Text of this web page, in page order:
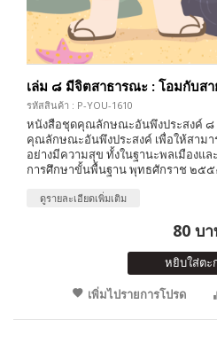
เล่ม ๘ มีจิตสาธารณะ : โอมกับส
รหัสสินค้า : P-YOU-1610
หนังสือชุดคุณลักษณะอันพึงประสงค์ ๘
คุณลักษณะอันพึงประสงค์ เพื่อให้สาม
อย่างมีความสุข ทั้งในฐานะพลเมืองแ
การศึกษาขั้นพื้นฐาน พุทธศักราช ๒๕๕
ดูรายละเอียดเพิ่มเติม
80 บ
หยิบใส่ตะ
เพิ่มไปรายการโปรด